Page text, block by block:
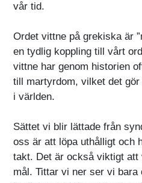
vår tid.
Ordet vittne på grekiska är
en tydlig koppling till vårt
vittne har genom historien
till martyrdom, vilket det
i världen.
Sättet vi blir lättade från
oss är att löpa uthålligt och
takt. Det är också viktigt
mål. Tittar vi ner ser vi bara